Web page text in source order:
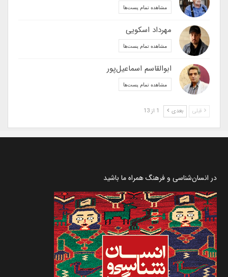
مشاهده تمام پست‌ها
مهرداد اسکویی
مشاهده تمام پست‌ها
ابوالقاسم اسماعیل‌پور
مشاهده تمام پست‌ها
قبلی بعدی
در انسان‌شناسی و فرهنگ همراه ما باشید